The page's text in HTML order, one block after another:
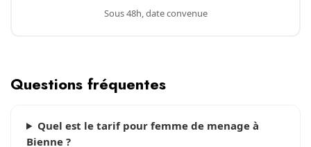
Sous 48h, date convenue
Questions fréquentes
Quel est le tarif pour femme de menage à
Bienne ?